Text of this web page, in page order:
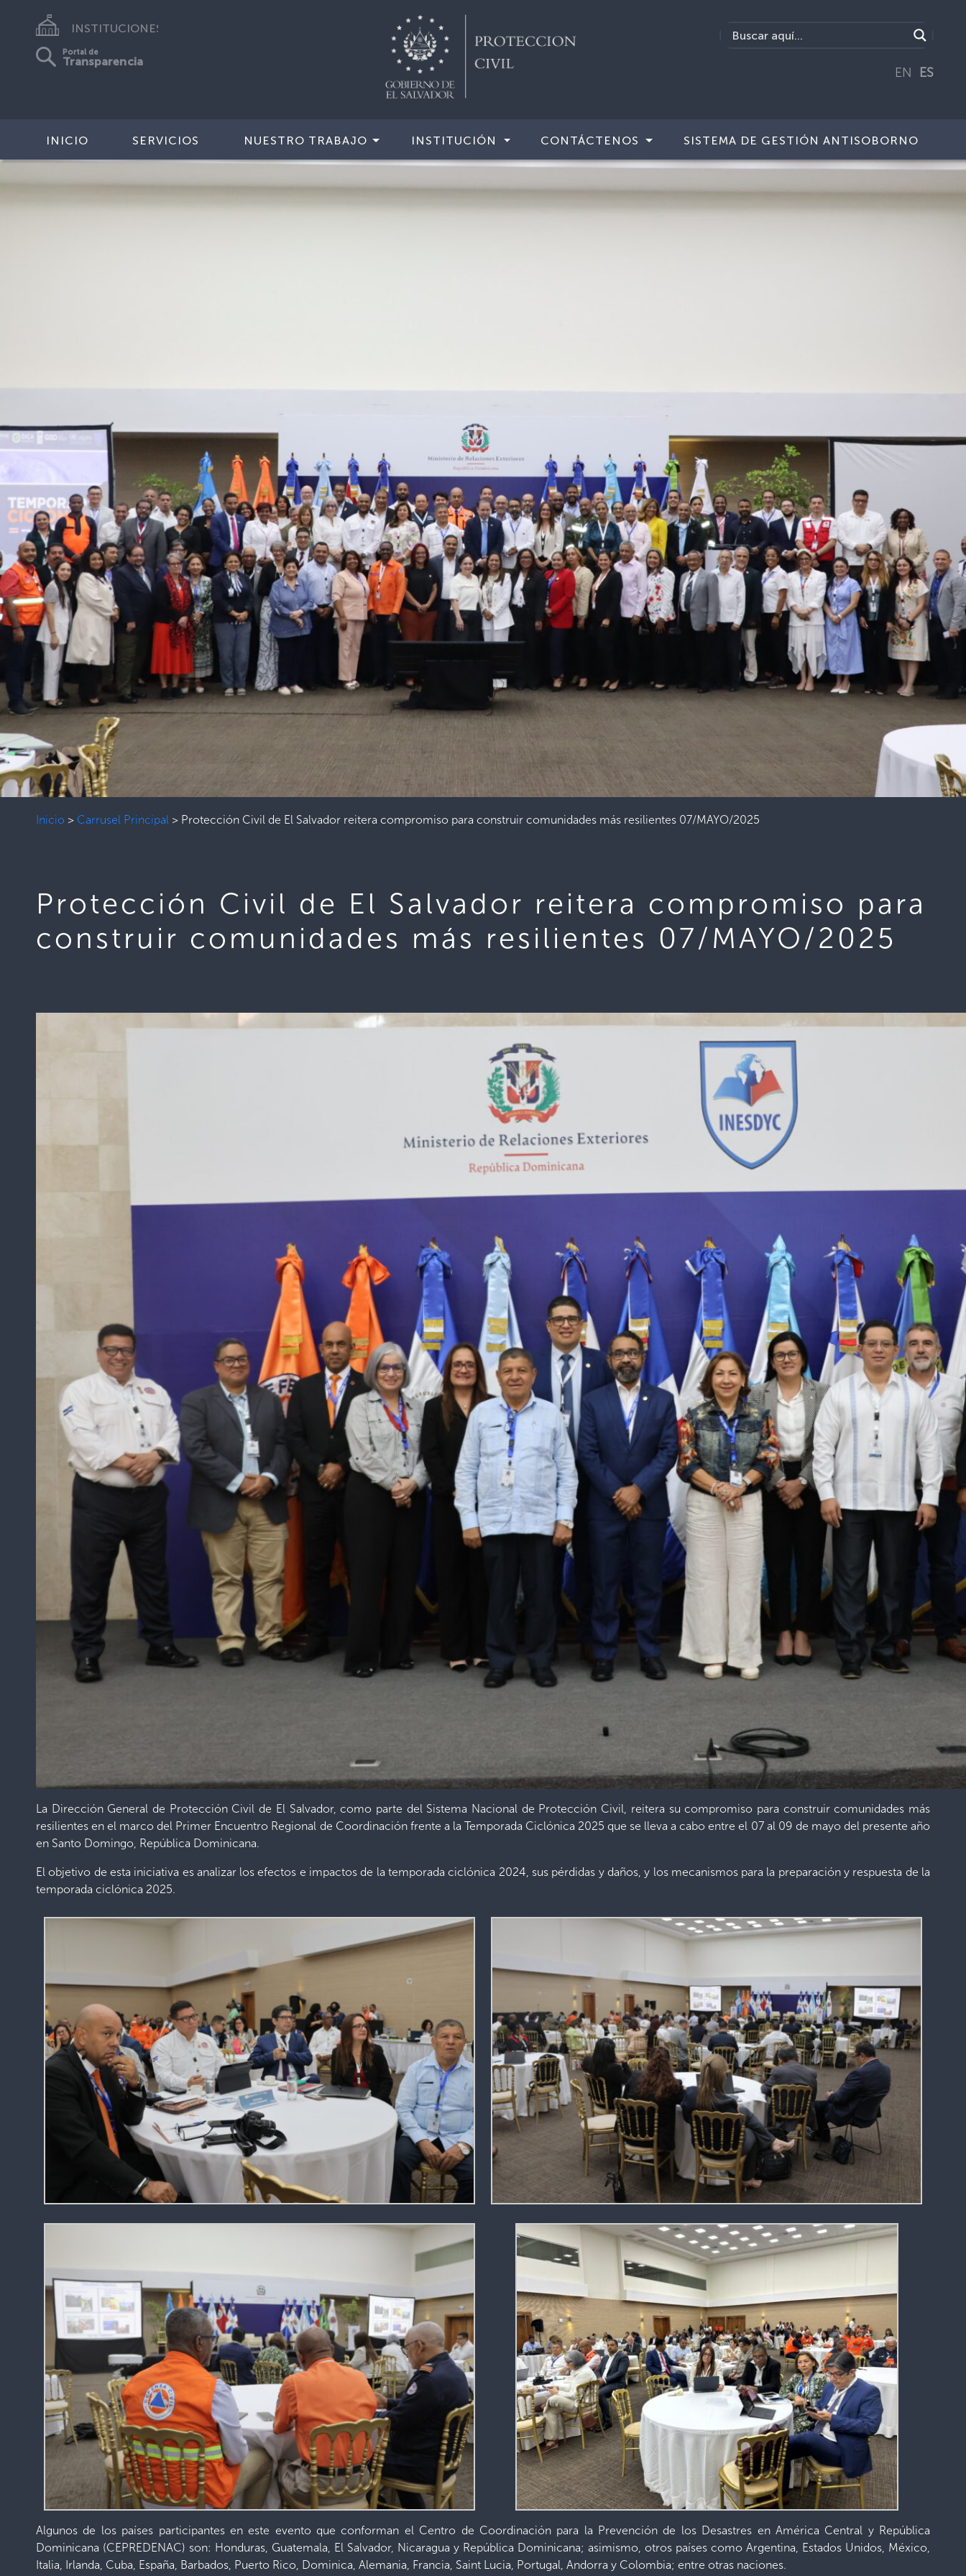
INSTITUCIONES
Portal de
Transparencia
EN ES
INICIO SERVICIOS NUESTRO TRABAJO INSTITUCIÓN CONTÁCTENOS SISTEMA DE GESTIÓN ANTISOBORNO
Inicio > Carrusel Principal > Protección Civil de El Salvador reitera compromiso para construir comunidades más resilientes 07/MAYO/2025
Protección Civil de El Salvador reitera compromiso para
construir comunidades más resilientes 07/MAYO/2025
La Dirección General de Protección Civil de El Salvador, como parte del Sistema Nacional de Protección Civil, reitera su compromiso para construir comunidades más
resilientes en el marco del Primer Encuentro Regional de Coordinación frente a la Temporada Ciclónica 2025 que se lleva a cabo entre el 07 al 09 de mayo del presente año
en Santo Domingo, República Dominicana.
El objetivo de esta iniciativa es analizar los efectos e impactos de la temporada ciclónica 2024, sus pérdidas y daños, y los mecanismos para la preparación y respuesta de la
temporada ciclónica 2025.
Algunos de los países participantes en este evento que conforman el Centro de Coordinación para la Prevención de los Desastres en América Central y República
Dominicana (CEPREDENAC) son: Honduras, Guatemala, El Salvador, Nicaragua y República Dominicana; asimismo, otros países como Argentina, Estados Unidos, México,
Italia, Irlanda, Cuba, España, Barbados, Puerto Rico, Dominica, Alemania, Francia, Saint Lucia, Portugal, Andorra y Colombia; entre otras naciones.